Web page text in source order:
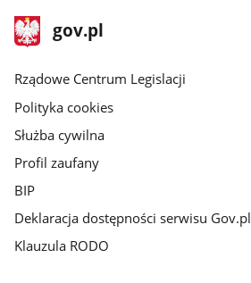
stopka
gov.plStrona
gov.pl
Rządowe Centrum Legislacji
Polityka cookies
Służba cywilna
Profil zaufany
BIP
Deklaracja dostępności serwisu Gov.pl
Klauzula RODO